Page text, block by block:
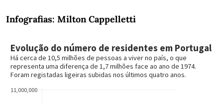
Infografias: Milton Cappelletti